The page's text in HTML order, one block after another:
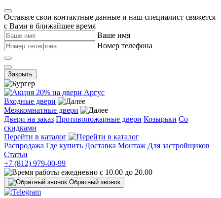
Оставьте свои контактные данные и наш специалист свяжется
с Вами в ближайшее время
Ваше имя
Номер телефона
Закрыть
Входные двери
Межкомнатные двери
Двери на заказ Противопожарные двери Козырьки Со
скидками
Перейти в каталог
Распродажа Где купить Доставка Монтаж Для застройщиков
Статьи
+7 (812) 979-00-99
ежедневно с 10.00 до 20.00
Обратный звонок